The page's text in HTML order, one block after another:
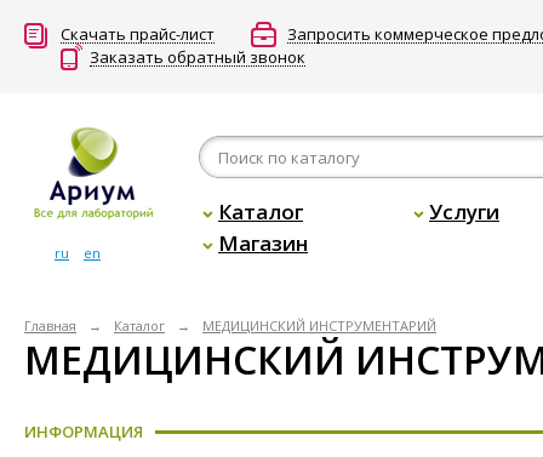
Скачать прайс-лист
Запросить коммерческое
Заказать обратный звонок
ru en
Каталог
Услуги
Магазин
Главная Каталог МЕДИЦИНСКИЙ ИНСТРУМЕНТАРИЙ
МЕДИЦИНСКИЙ
ИНФОРМАЦИЯ